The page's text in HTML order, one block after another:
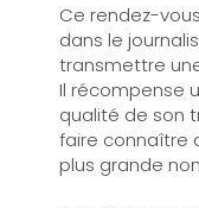
Ce rendez-
dans le
transmettre
Il récompense
qualité de son
faire connaître
plus grande